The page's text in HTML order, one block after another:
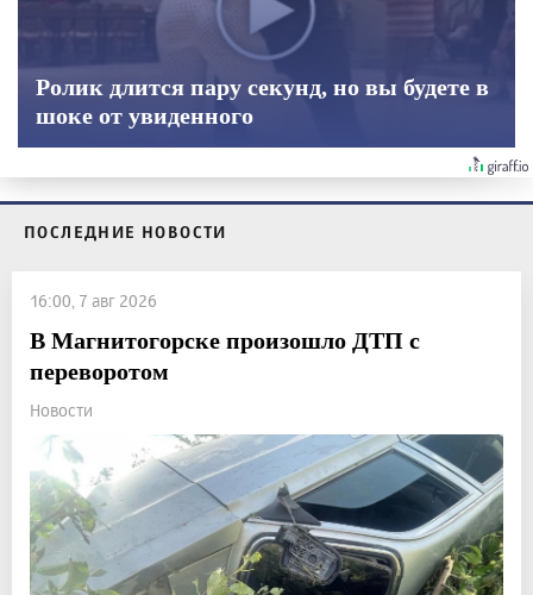
Ролик длится пару секунд, но вы будете в
шоке от увиденного
ПОСЛЕДНИЕ НОВОСТИ
16:00, 7 авг 2026
В Магнитогорске произошло ДТП с
переворотом
Новости